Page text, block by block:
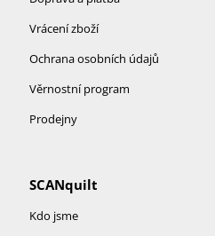
Vrácení zboží
Ochrana osobních údajů
Věrnostní program
Prodejny
SCANquilt
Kdo jsme